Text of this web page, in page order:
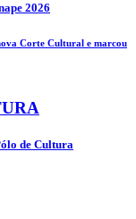
2026
Corte Cultural e marcou
de Cultura